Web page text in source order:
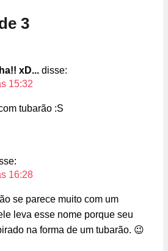
3
xD... disse:
15:32
tubarão :S
16:28
se parece muito com um
leva esse nome porque seu
na forma de um tubarão. 😉